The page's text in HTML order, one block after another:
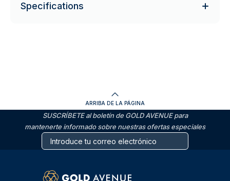
Specifications
ARRIBA DE LA PÁGINA
SUSCRÍBETE al boletín de GOLD AVENUE para
mantenerte informado sobre nuestras ofertas especiales